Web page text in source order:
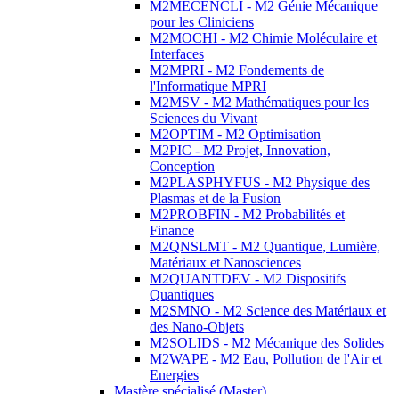
M2MECENCLI - M2 Génie Mécanique
pour les Cliniciens
M2MOCHI - M2 Chimie Moléculaire et
Interfaces
M2MPRI - M2 Fondements de
l'Informatique MPRI
M2MSV - M2 Mathématiques pour les
Sciences du Vivant
M2OPTIM - M2 Optimisation
M2PIC - M2 Projet, Innovation,
Conception
M2PLASPHYFUS - M2 Physique des
Plasmas et de la Fusion
M2PROBFIN - M2 Probabilités et
Finance
M2QNSLMT - M2 Quantique, Lumière,
Matériaux et Nanosciences
M2QUANTDEV - M2 Dispositifs
Quantiques
M2SMNO - M2 Science des Matériaux et
des Nano-Objets
M2SOLIDS - M2 Mécanique des Solides
M2WAPE - M2 Eau, Pollution de l'Air et
Energies
Mastère spécialisé (Master)